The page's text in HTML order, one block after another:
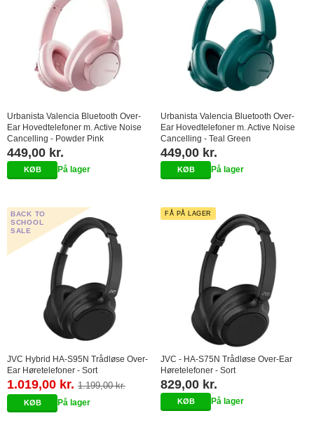
Urbanista Valencia Bluetooth Over-
Ear Hovedtelefoner m. Active Noise
Cancelling - Powder Pink
449,00 kr.
På lager
Urbanista Valencia Bluetooth Over-
Ear Hovedtelefoner m. Active Noise
Cancelling - Teal Green
449,00 kr.
På lager
BACK TO
SCHOOL
SALE
JVC Hybrid HA-S95N Trådløse Over-
Ear Høretelefoner - Sort
1.019,00 kr. 1.199,00 kr.
På lager
FÅ PÅ LAGER
JVC - HA-S75N Trådløse Over-Ear
Høretelefoner - Sort
829,00 kr.
På lager